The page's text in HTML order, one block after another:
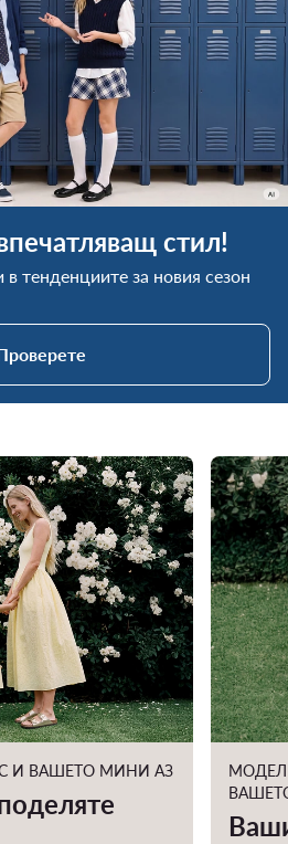
стил!
тенденциите за новия сезон
И ВАШЕТО МИНИ АЗ